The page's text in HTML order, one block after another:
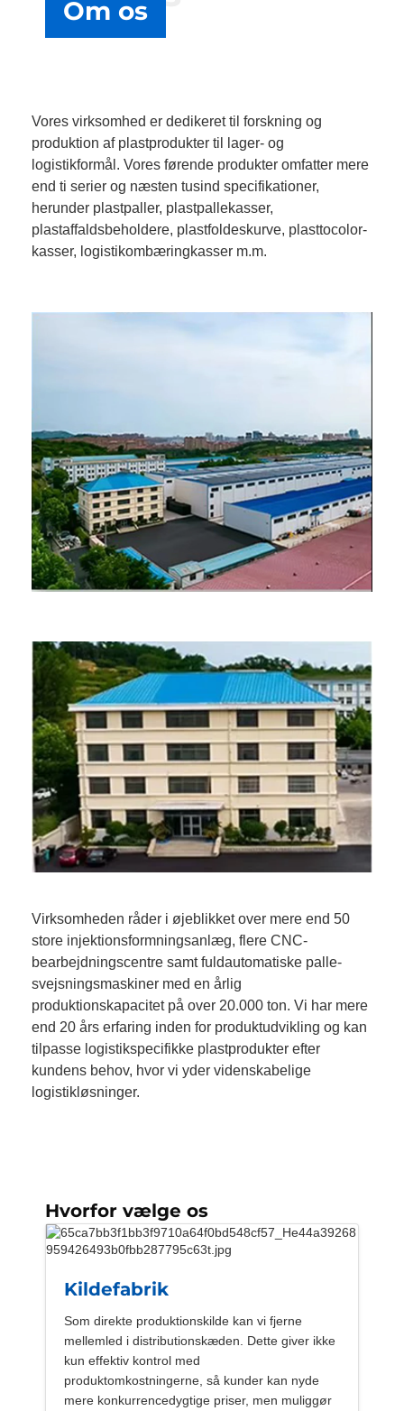
Om os
Vores virksomhed er dedikeret til forskning og
produktion af plastprodukter til lager- og
logistikformål. Vores førende produkter omfatter mere
end ti serier og næsten tusind specifikationer,
herunder plastpaller, plastpallekasser,
plastaffaldsbeholdere, plastfoldeskurve, plasttocolor-
kasser, logistikombæringkasser m.m.
Virksomheden råder i øjeblikket over mere end 50
store injektionsformningsanlæg, flere CNC-
bearbejdningscentre samt fuldautomatiske palle-
svejsningsmaskiner med en årlig
produktionskapacitet på over 20.000 ton. Vi har mere
end 20 års erfaring inden for produktudvikling og kan
tilpasse logistikspecifikke plastprodukter efter
kundens behov, hvor vi yder videnskabelige
logistikløsninger.
Hvorfor vælge os
Kildefabrik
Som direkte produktionskilde kan vi fjerne
mellemled i distributionskæden. Dette giver ikke
kun effektiv kontrol med
produktomkostningerne, så kunder kan nyde
mere konkurrencedygtige priser, men muliggør